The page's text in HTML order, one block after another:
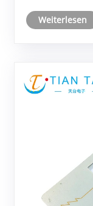
machen. Dieser
Weiterlesen